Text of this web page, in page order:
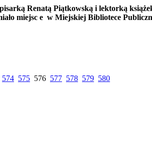
Renatą Piątkowską i lektorką
miejsc e w Miejskiej Bibliotece
574 575 576 577 578 579 580